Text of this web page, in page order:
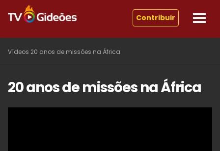
Contribuir
Vídeos 20 anos de missões na África
20 anos de missões na África